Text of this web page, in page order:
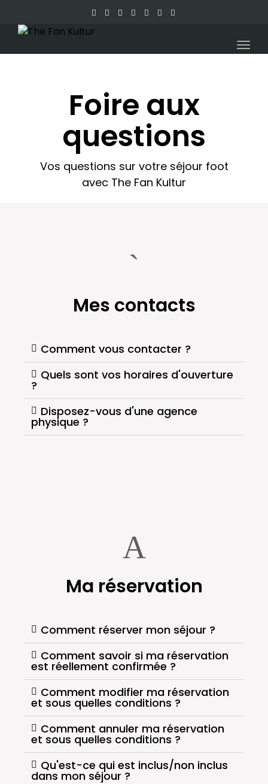
Foire aux
questions
Vos questions sur votre séjour foot
avec The Fan Kultur
Mes contacts
Comment vous contacter ?
Quels sont vos horaires d'ouverture
?
Disposez-vous d'une agence
physique ?
Ma réservation
Comment réserver mon séjour ?
Comment savoir si ma réservation
est réellement confirmée ?
Comment modifier ma réservation
et sous quelles conditions ?
Comment annuler ma réservation
et sous quelles conditions ?
Qu'est-ce qui est inclus/non inclus
dans mon séjour ?